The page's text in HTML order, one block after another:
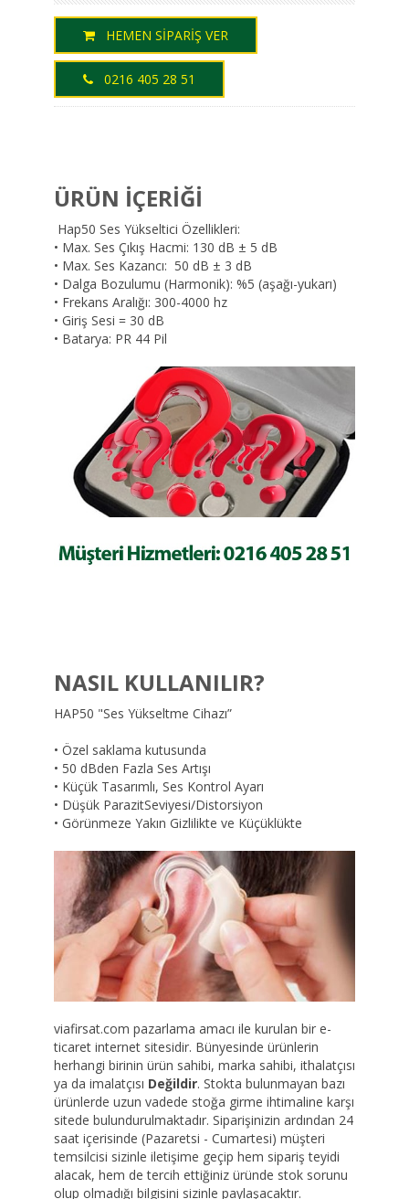
HEMEN SİPARİŞ VER
0216 405 28 51
ÜRÜN İÇERİĞİ
Hap50 Ses Yükseltici Özellikleri:
• Max. Ses Çıkış Hacmi: 130 dB ± 5 dB
• Max. Ses Kazancı: 50 dB ± 3 dB
• Dalga Bozulumu (Harmonik): %5 (aşağı-yukarı)
• Frekans Aralığı: 300-4000 hz
• Giriş Sesi = 30 dB
• Batarya: PR 44 Pil
NASIL KULLANILIR?
HAP50 "Ses Yükseltme Cihazı”
• Özel saklama kutusunda
• 50 dBden Fazla Ses Artışı
• Küçük Tasarımlı, Ses Kontrol Ayarı
• Düşük ParazitSeviyesi/Distorsiyon
• Görünmeze Yakın Gizlilikte ve Küçüklükte
viafirsat.com pazarlama amacı ile kurulan bir e-
ticaret internet sitesidir. Bünyesinde ürünlerin
herhangi birinin ürün sahibi, marka sahibi, ithalatçısı
ya da imalatçısı Değildir. Stokta bulunmayan bazı
ürünlerde uzun vadede stoğa girme ihtimaline karşı
sitede bulundurulmaktadır. Siparişinizin ardından 24
saat içerisinde (Pazaretsi - Cumartesi) müşteri
temsilcisi sizinle iletişime geçip hem sipariş teyidi
alacak, hem de tercih ettiğiniz üründe stok sorunu
olup olmadığı bilgisini sizinle paylaşacaktır.